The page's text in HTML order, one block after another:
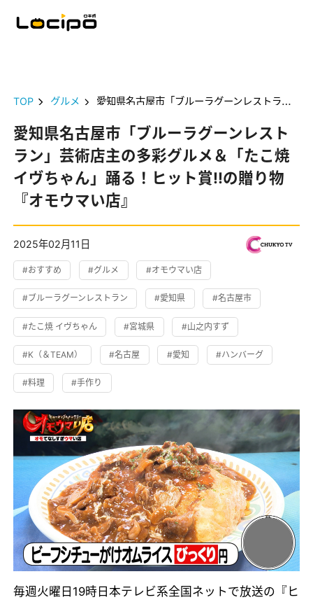
TOP グルメ 愛知県名古屋市「ブルーラグーンレストラン」芸術店主の多彩グルメ＆「たこ焼 イヴちゃん」踊る！ヒット賞!!の贈り物『オモウマい店』
愛知県名古屋市「ブルーラグーンレスト
ラン」芸術店主の多彩グルメ＆「たこ焼
イヴちゃん」踊る！ヒット賞!!の贈り物
『オモウマい店』
2025年02月11日
#おすすめ #グルメ #オモウマい店
#ブルーラグーンレストラン #愛知県 #名古屋市
#たこ焼 イヴちゃん #宮城県 #山之内すず
#K（＆TEAM） #名古屋 #愛知 #ハンバーグ
#料理 #手作り
毎週火曜日19時日本テレビ系全国ネットで放送の『ヒ